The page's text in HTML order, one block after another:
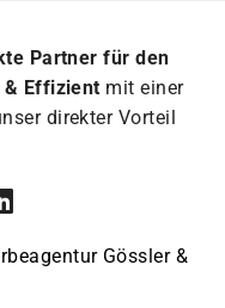
Partner für den
& Effizient mit einer
direkter Vorteil
Gössler &